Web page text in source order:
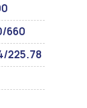
660
225.78